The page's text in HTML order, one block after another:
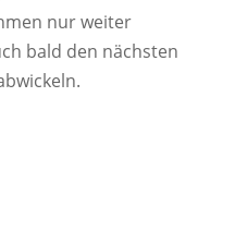
nur weiter
bald den nächsten